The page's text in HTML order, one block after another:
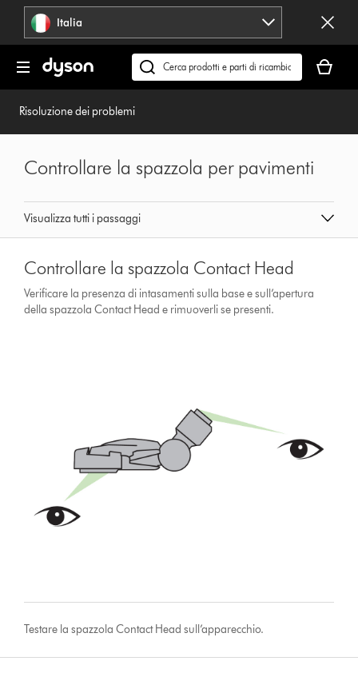
navigazione Italia
Cerca
su
carrello
è
Risoluzione dei problemi
Visualizza tutti i passaggi
Controllare la spazzola per pavimenti
Controllare la spazzola Contact Head
Verificare la presenza di intasamenti sulla base e sull’apertura
della spazzola Contact Head e rimuoverli se presenti.
Testare la spazzola Contact Head sull’apparecchio.